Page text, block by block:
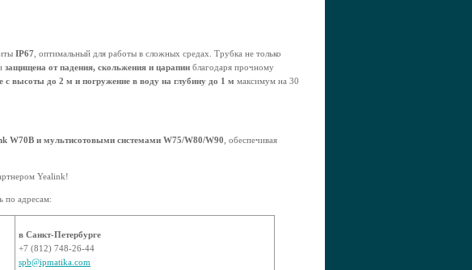
IP67 , оптимальный для работы в сложных средах. Трубка не только
защищена от падения, скольжения и царапин благодаря прочному
с высоты до 2 м и погружение в воду на глубину до 1 м максимум на 30
W70B и мультисотовыми системами W75/W80/W90 , обеспечивая
Yealink!
по адресам:
в Санкт-Петербурге
+7 (812) 748-26-44
spb@ipmatika.com